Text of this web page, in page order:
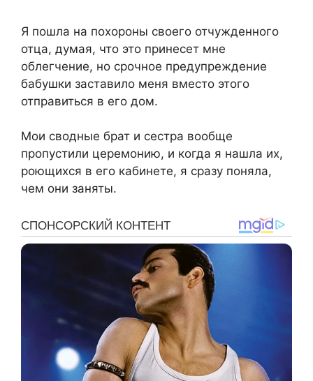
Я пошла на похороны своего отчужденного
отца, думая, что это принесет мне
облегчение, но срочное предупреждение
бабушки заставило меня вместо этого
отправиться в его дом.
Мои сводные брат и сестра вообще
пропустили церемонию, и когда я нашла их,
роющихся в его кабинете, я сразу поняла,
чем они заняты.